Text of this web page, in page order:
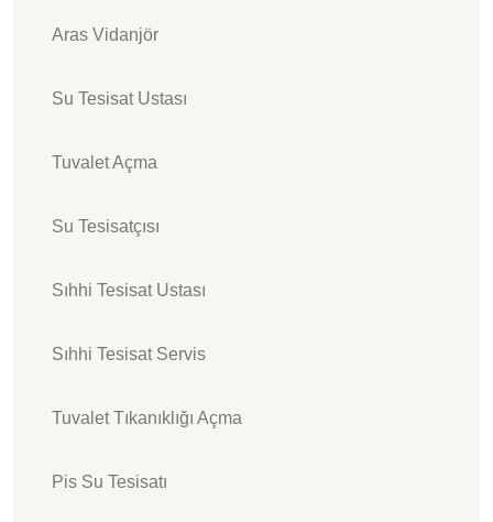
Aras Vidanjör
Su Tesisat Ustası
Tuvalet Açma
Su Tesisatçısı
Sıhhi Tesisat Ustası
Sıhhi Tesisat Servis
Tuvalet Tıkanıklığı Açma
Pis Su Tesisatı